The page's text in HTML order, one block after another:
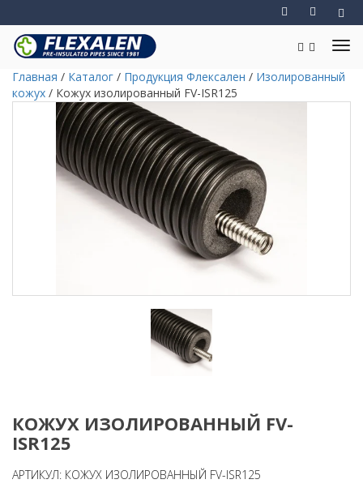
Главная / Каталог / Продукция Флексален / Изолированный
кожух / Кожух изолированный FV-ISR125
КОЖУХ ИЗОЛИРОВАННЫЙ FV-
ISR125
АРТИКУЛ: КОЖУХ ИЗОЛИРОВАННЫЙ FV-ISR125